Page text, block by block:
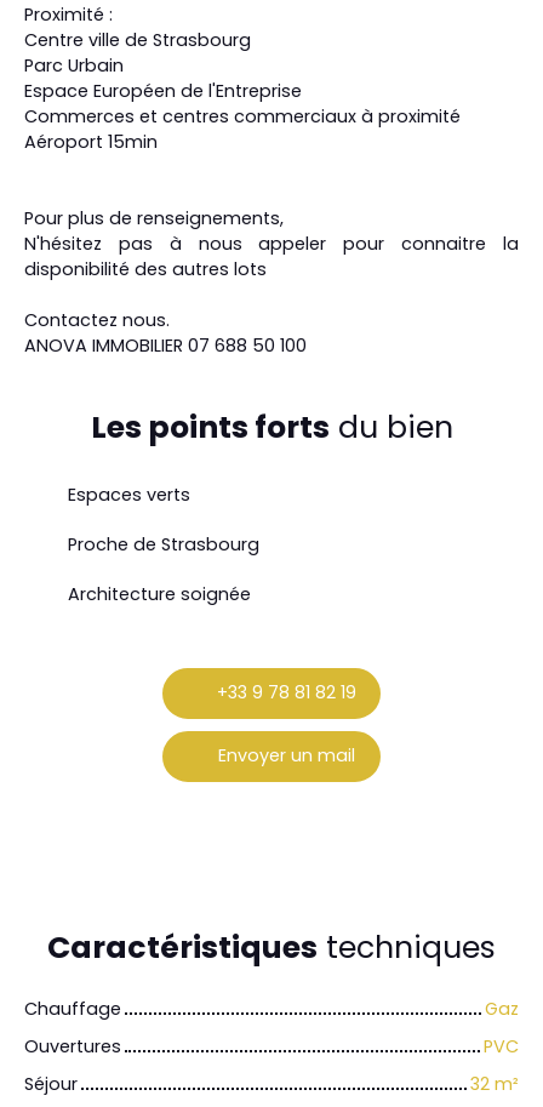
Proximité :
Centre ville de Strasbourg
Parc Urbain
Espace Européen de l'Entreprise
Commerces et centres commerciaux à proximité
Aéroport 15min
Pour plus de renseignements,
N'hésitez pas à nous appeler pour connaitre la
disponibilité des autres lots
Contactez nous.
ANOVA IMMOBILIER 07 688 50 100
Les points forts du bien
Espaces verts
Proche de Strasbourg
Architecture soignée
+33 9 78 81 82 19
Envoyer un mail
Caractéristiques techniques
Chauffage
Gaz
Ouvertures
PVC
Séjour
32 m²